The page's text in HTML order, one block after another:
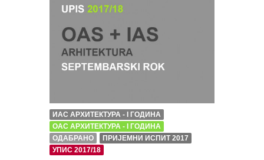
ИАС АРХИТЕКТУРА - I ГОДИНА
ОАС АРХИТЕКТУРА - I ГОДИНА
ОДАБРАНО
ПРИЈЕМНИ ИСПИТ 2017
УПИС 2017/18